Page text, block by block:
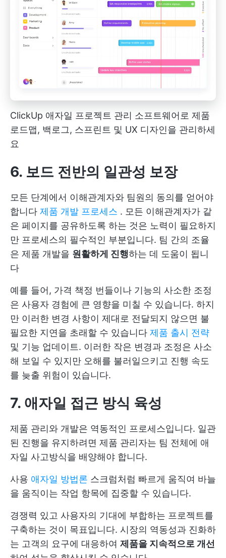
ClickUp 애자일 프로젝트 관리 소프트웨어로 제품
로드맵, 백로그, 스프린트 및 UX 디자인을 관리하세
요
6. 보드 전반의 일관성 보장
모든 단계에서 이해관계자와 팀원의 동의를 얻어야
합니다 제품 개발 프로세스 . 모든 이해관계자가 같
은 페이지를 공유하도록 하는 것은 노력이 필요하지
만 프로세스의 필수적인 부분입니다. 팀 간의 조율
은 제품 개발을 원활하게 진행하는 데 도움이 됩니
다
예를 들어, 가격 책정 번들이나 기능의 사소한 조정
은 사용자 경험에 큰 영향을 미칠 수 있습니다. 하지
만 이러한 변경 사항이 제대로 전달되지 않으면 불
필요한 지연을 초래할 수 있습니다 제품 출시 전략
및 기능 업데이트. 이러한 작은 변경과 조정은 사소
해 보일 수 있지만 오해를 불러일으키고 진행 속도
를 늦출 위험이 있습니다.
7. 애자일 접근 방식 육성
제품 관리와 개발은 역동적인 프로세스입니다. 일관
된 진행을 유지하려면 제품 관리자는 팀 전체에 애
자일 사고방식을 배양해야 합니다.
사용 애자일 방법론 스크럼처럼 빠르게 움직여 바늘
을 움직이는 작업 항목에 집중할 수 있습니다.
경쟁력 있고 사용자의 기대에 부합하는 프로젝트를
구축하는 것이 목표입니다. 시장의 역동성과 진화하
는 고객의 요구에 대응하여 제품을 지속적으로 개선